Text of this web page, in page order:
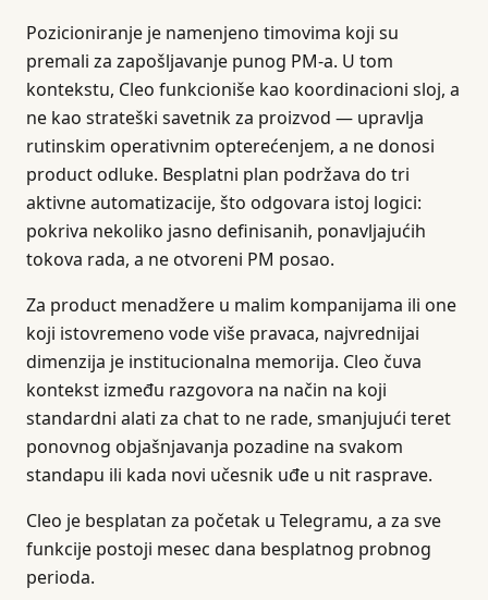
Pozicioniranje je namenjeno timovima koji su
premali za zapošljavanje punog PM-a. U tom
kontekstu, Cleo funkcioniše kao koordinacioni sloj, a
ne kao strateški savetnik za proizvod — upravlja
rutinskim operativnim opterećenjem, a ne donosi
product odluke. Besplatni plan podržava do tri
aktivne automatizacije, što odgovara istoj logici:
pokriva nekoliko jasno definisanih, ponavljajućih
tokova rada, a ne otvoreni PM posao.
Za product menadžere u malim kompanijama ili one
koji istovremeno vode više pravaca, najvrednijai
dimenzija je institucionalna memorija. Cleo čuva
kontekst između razgovora na način na koji
standardni alati za chat to ne rade, smanjujući teret
ponovnog objašnjavanja pozadine na svakom
standapu ili kada novi učesnik uđe u nit rasprave.
Cleo je besplatan za početak u Telegramu, a za sve
funkcije postoji mesec dana besplatnog probnog
perioda.